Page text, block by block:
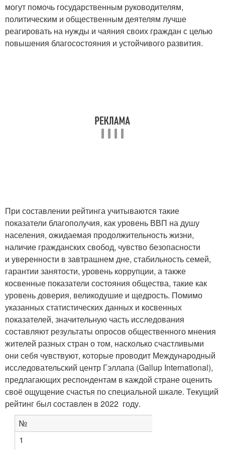
могут помочь государственным руководителям,
политическим и общественным деятелям лучше
реагировать на нужды и чаяния своих граждан с целью
повышения благосостояния и устойчивого развития.
При составлении рейтинга учитываются такие
показатели благополучия, как уровень ВВП на душу
населения, ожидаемая продолжительность жизни,
наличие гражданских свобод, чувство безопасности
и уверенности в завтрашнем дне, стабильность семей,
гарантии занятости, уровень коррупции, а также
косвенные показатели состояния общества, такие как
уровень доверия, великодушие и щедрость. Помимо
указанных статистических данных и косвенных
показателей, значительную часть исследования
составляют результаты опросов общественного мнения
жителей разных стран о том, насколько счастливыми
они себя чувствуют, которые проводит Международный
исследовательский центр Гэллапа (Gallup International),
предлагающих респондентам в каждой стране оценить
своё ощущение счастья по специальной шкале. Текущий
рейтинг был составлен в 2022 году.
№
1